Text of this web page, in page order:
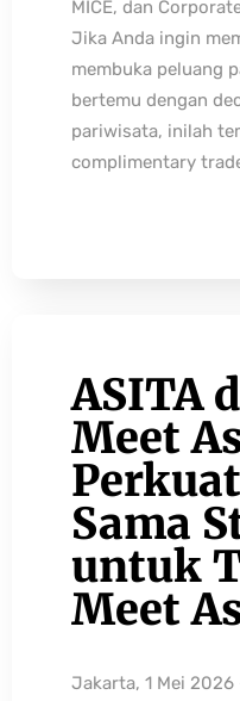
MICE, dan
Jika Anda ingin
membuka peluang
bertemu dengan
pariwisata, inilah
complimentary
ASITA
Meet
Sama
untuk
Meet
Jakarta, 1 Mei